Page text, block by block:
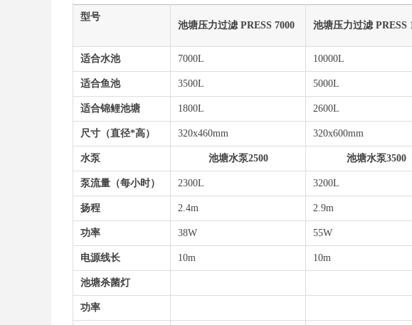
型号
池塘压力过滤 PRESS 7000
池塘压力过滤 PRESS
适合水池 7000L 10000L
适合鱼池 3500L 5000L
适合锦鲤池塘 1800L 2600L
尺寸 （直径*高） 320x460mm 320x600mm
水泵 池塘水泵2500 池塘水泵3500
泵流量（每小时） 2300L 3200L
扬程 2.4m 2.9m
功率 38W 55W
电源线长 10m 10m
池塘杀菌灯
功率